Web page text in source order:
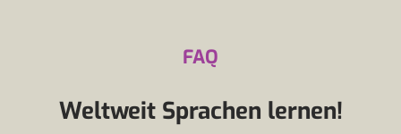
FAQ
Weltweit Sprachen lernen!